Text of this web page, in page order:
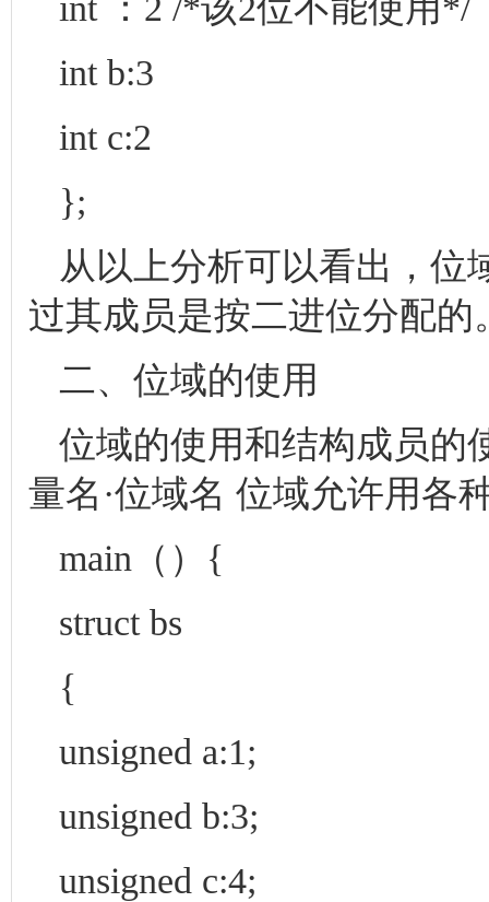
int ：2 /*该2位不能使用*/
int b:3
int c:2
};
从以上分析可以看出，位
过其成员是按二进位分配的
二、位域的使用
位域的使用和结构成员的
量名·位域名 位域允许用各
main（）{
struct bs
{
unsigned a:1;
unsigned b:3;
unsigned c:4;